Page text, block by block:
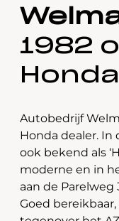
1982
Autobedrijf
Honda dealer. In
ook bekend als
moderne en in
aan de
Goed